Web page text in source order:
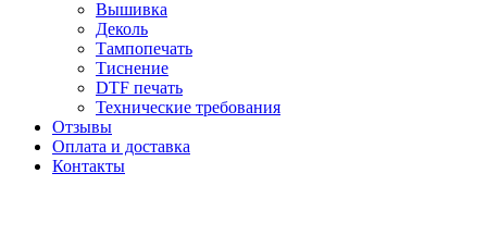
Вышивка
Деколь
Тампопечать
Тиснение
DTF печать
Технические требования
Отзывы
Оплата и доставка
Контакты